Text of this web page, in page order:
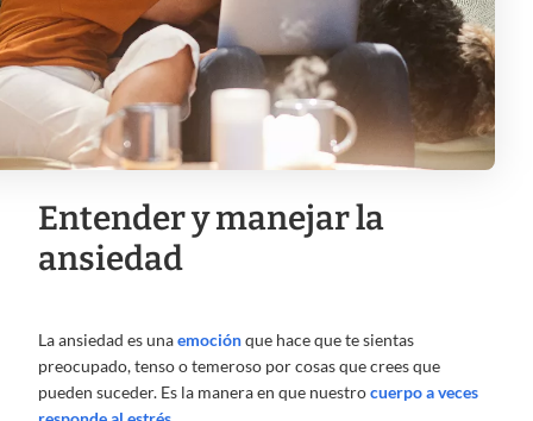
Entender y manejar la
ansiedad
La ansiedad es unaemociónque hace que te sientas
preocupado, tenso o temeroso por cosas que crees que
pueden suceder. Es la manera en que nuestrocuerpo a veces